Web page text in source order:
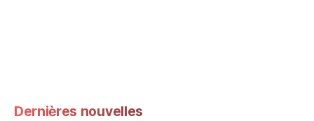
Dernières nouvelles